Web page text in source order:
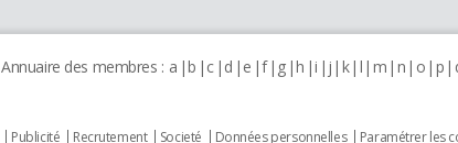
Annuaire des membres : a b c d e f g h i j k l m n o p
Publicité Recrutement Societé Données personnelles Paramétrer les